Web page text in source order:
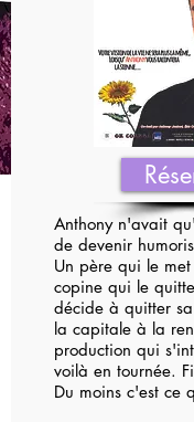
Anthony n'avait
de devenir
Un père qui le
copine qui le
décide à quitter
la capitale à la
production qui
voilà en tournée.
Du moins c'est ce